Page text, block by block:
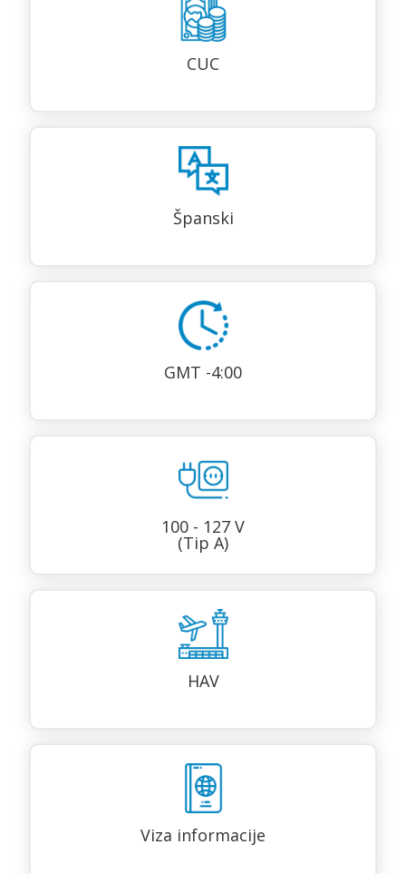
CUC
Španski
GMT -4:00
100 - 127 V
(Tip A)
HAV
Viza informacije